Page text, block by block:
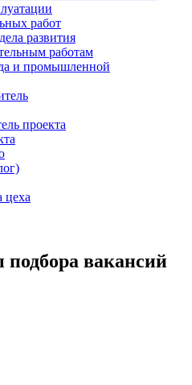
работ
развития
работам
и промышленной
проекта
цеха
вакансий